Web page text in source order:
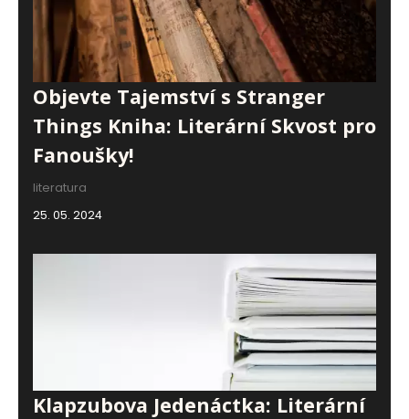
Objevte Tajemství s Stranger
Things Kniha: Literární Skvost pro
Fanoušky!
literatura
25. 05. 2024
Klapzubova Jedenáctka: Literární